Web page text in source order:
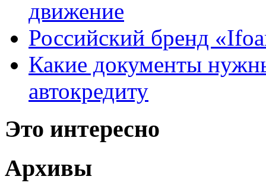
движение
Российский бренд
Какие документы
автокредиту
Это интересно
Архивы